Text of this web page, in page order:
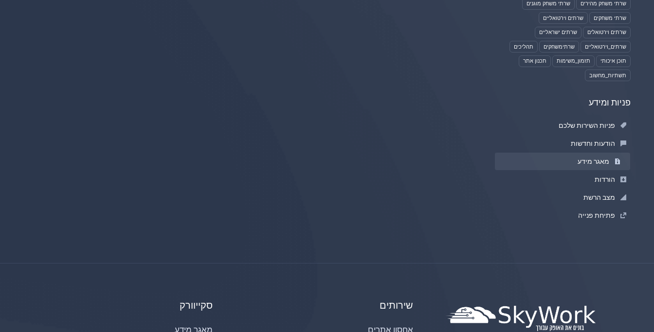
שרתי משחק מהירים שרתי משחק מוגנים
שרתי משחקים שרתים וירטואליים
שרתים וירטואלים שרתים ישראליים
שרתים_וירטואליים שרתימשחקים תהליכים
תוכן איכותי תזמון_משימות תכנון אתר
תשתיות_מחשוב
פניות ומידע
פניות השירות שלכם
הודעות וחדשות
מאגר מידע
הורדות
מצב הרשת
פתיחת פנייה
שירותים
אחסון אתרים
סקייוורק
מאגר מידע